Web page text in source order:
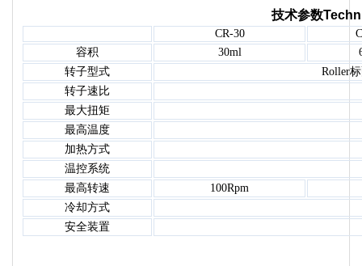
技术参数
CR-30
容积
30ml
转子型式
Roller
转子速比
最大扭矩
最高温度
加热方式
温控系统
最高转速
100Rpm
冷却方式
安全装置